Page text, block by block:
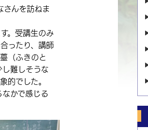
んを訪ねま
。受講生のみ
ったり、講師
（ふきのと
難しそうな
的でした。
かで感じる